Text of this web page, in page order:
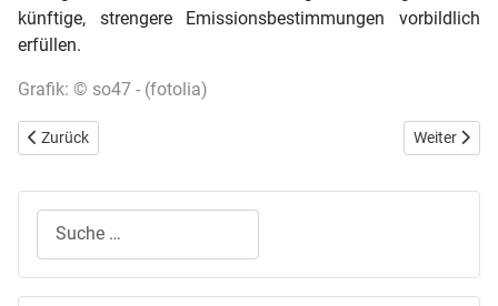
künftige, strengere Emissionsbestimmungen vorbildlich
erfüllen.
Grafik: © so47 - (fotolia)
Vorheriger Beitrag: Flüssiggas: Caravaning mit Komfort
Zurück Nächster
Weiter
Suchen